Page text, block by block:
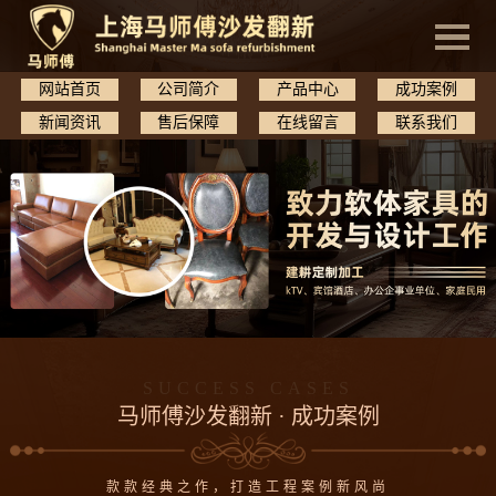
网站首页 公司简介 产品中心
成功案例
新闻资讯
售后保障 在线留言 联系我们
马师傅沙发翻新 · 成功案例
款款经典之作，打造工程案例新风尚